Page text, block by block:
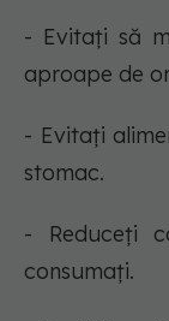
- Evitați să
aproape de
- Evitați
stomac.
- Reduceți
consumați.